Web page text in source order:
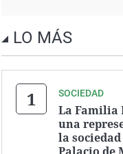
LO MÁS
SOCIEDAD
La Familia
una
la